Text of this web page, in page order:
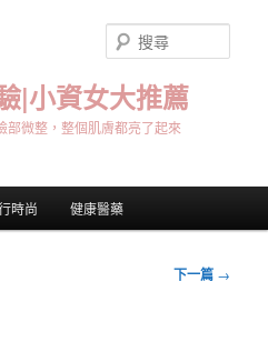
|小資女大推薦
部微整，整個肌膚都亮了起來
尋
時尚 健康醫藥
下一篇 →